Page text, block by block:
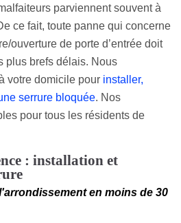
parviennent souvent à
ce fait, toute panne qui concerne
ouverture de porte d’entrée doit
plus brefs délais. Nous
votre domicile pour installer,
serrure bloquée. Nos
pour tous les résidents de
: installation et
en moins de 30